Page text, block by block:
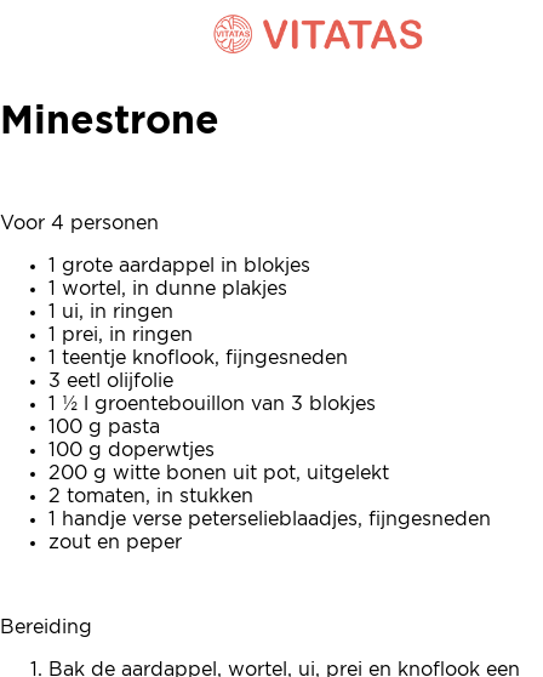
Minestrone
Minestrone
Voor 4 personen
1 grote aardappel in blokjes
1 wortel, in dunne plakjes
1 ui, in ringen
1 prei, in ringen
1 teentje knoflook, fijngesneden
3 eetl olijfolie
1 ½ l groentebouillon van 3 blokjes
100 g pasta
100 g doperwtjes
200 g witte bonen uit pot, uitgelekt
2 tomaten, in stukken
1 handje verse peterselieblaadjes, fijngesneden
zout en peper
Bereiding
Bak de aardappel, wortel, ui, prei en knoflook een